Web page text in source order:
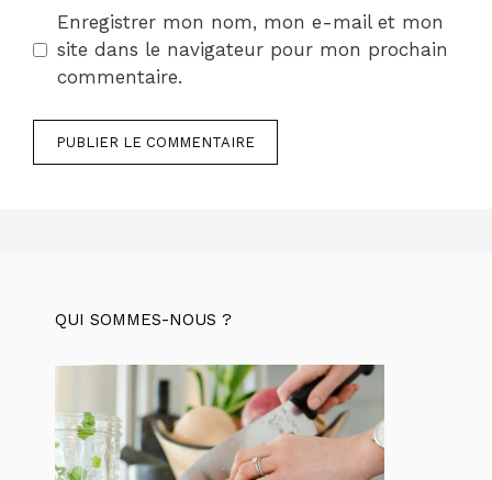
Enregistrer mon nom, mon e-mail et mon
site dans le navigateur pour mon prochain
commentaire.
QUI SOMMES-NOUS ?